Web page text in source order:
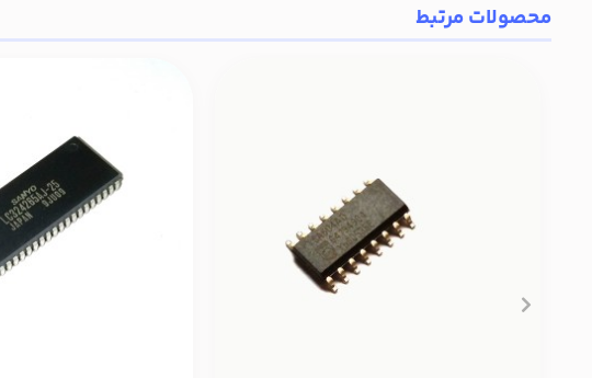
محصولات مرتبط